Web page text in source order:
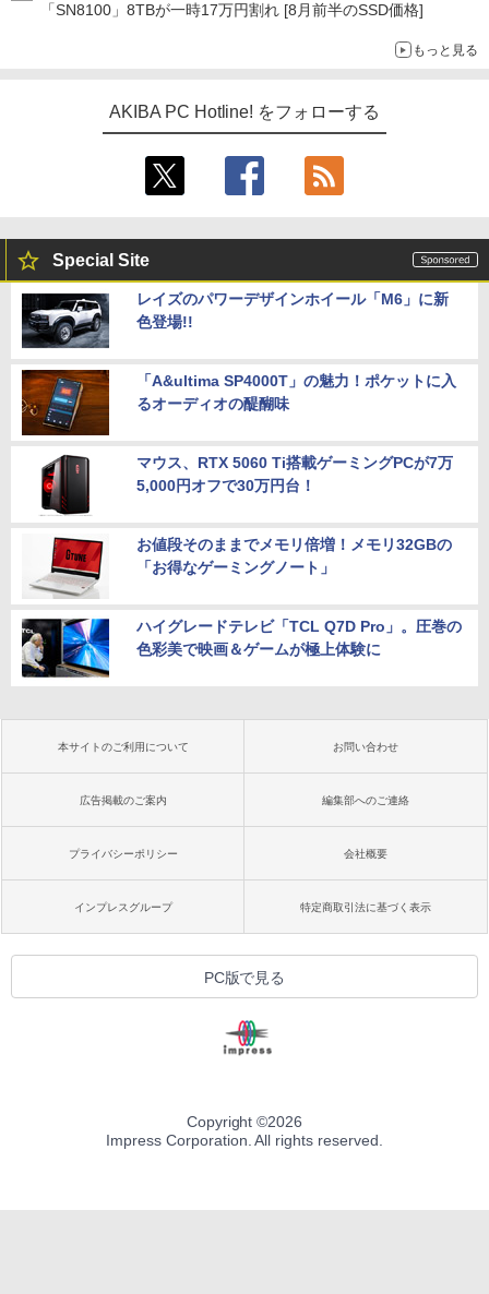
「SN8100」8TBが一時17万円割れ [8月前半のSSD価格]
もっと見る
AKIBA PC Hotline! をフォローする
Special Site
レイズのパワーデザインホイール「M6」に新
色登場!!
「A&ultima SP4000T」の魅力！ポケットに入
るオーディオの醍醐味
マウス、RTX 5060 Ti搭載ゲーミングPCが7万
5,000円オフで30万円台！
お値段そのままでメモリ倍増！メモリ32GBの
「お得なゲーミングノート」
ハイグレードテレビ「TCL Q7D Pro」。圧巻の
色彩美で映画＆ゲームが極上体験に
本サイトのご利用について お問い合わせ
広告掲載のご案内 編集部へのご連絡
プライバシーポリシー 会社概要
インプレスグループ 特定商取引法に基づく表示
PC版で見る
Copyright ©2026
Impress Corporation. All rights reserved.